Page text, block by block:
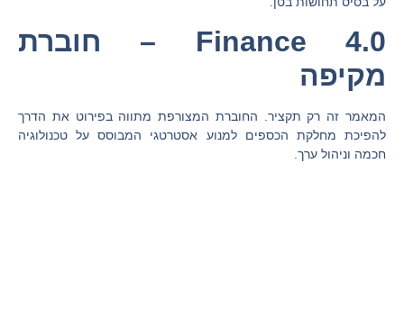
Finance 4.0 – חוברת
מקיפה
המאמר זה רק תקציר. החוברת המצורפת מתווה בפירוט את הדרך
להפיכת מחלקת הכספים למנוע אסטרטגי המבוסס על טכנולוגיה
חכמה וניהול ערך.